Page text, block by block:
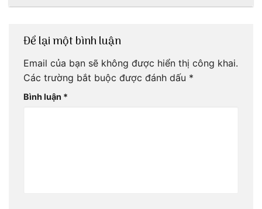
Để lại một bình luận
Email của bạn sẽ không được hiển thị công khai.
Các trường bắt buộc được đánh dấu *
Bình luận *